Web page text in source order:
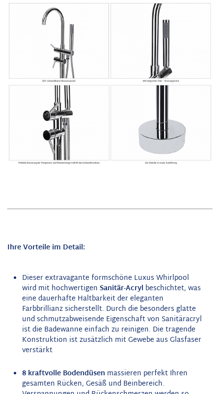
Ihre Vorteile im Detail:
Dieser extravagante formschöne Luxus Whirlpool
wird mit hochwertigen Sanitär-Acryl beschichtet, was
eine dauerhafte Haltbarkeit der eleganten
Farbbrillianz sicherstellt. Durch die besonders glatte
und schmutzabweisende Eigenschaft von Sanitäracryl
ist die Badewanne einfach zu reinigen. Die tragende
Konstruktion ist zusätzlich mit Gewebe aus Glasfaser
verstärkt
8 kraftvolle Bodendüsen massieren perfekt Ihren
gesamten Rücken, Gesäß und Beinbereich.